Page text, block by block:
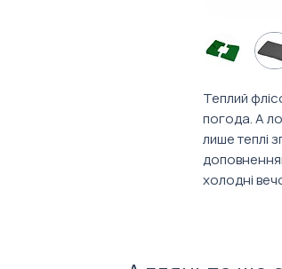
Теплий
погода. А
лише теплі
холодні